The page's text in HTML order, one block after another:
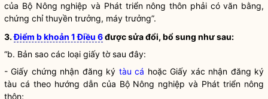
của Bộ Nông nghiệp và Phát triển nông thôn phải có văn bằng,
chứng chỉ thuyền trưởng, máy trưởng”.
3.Điểm b khoản 1 Điều 6được sửa đổi, bổ sung như sau:
“b. Bản sao các loại giấy tờ sau đây:
- Giấy chứng nhận đăng ký tàu cá hoặc Giấy xác nhận đăng ký
tàu cá theo hướng dẫn của Bộ Nông nghiệp và Phát triển nông
thôn;